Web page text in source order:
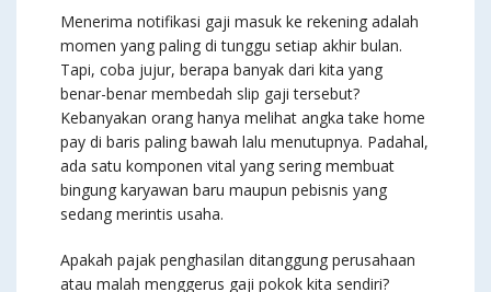
Menerima notifikasi gaji masuk ke rekening adalah
momen yang paling di tunggu setiap akhir bulan.
Tapi, coba jujur, berapa banyak dari kita yang
benar-benar membedah slip gaji tersebut?
Kebanyakan orang hanya melihat angka take home
pay di baris paling bawah lalu menutupnya. Padahal,
ada satu komponen vital yang sering membuat
bingung karyawan baru maupun pebisnis yang
sedang merintis usaha.
Apakah pajak penghasilan ditanggung perusahaan
atau malah menggerus gaji pokok kita sendiri?